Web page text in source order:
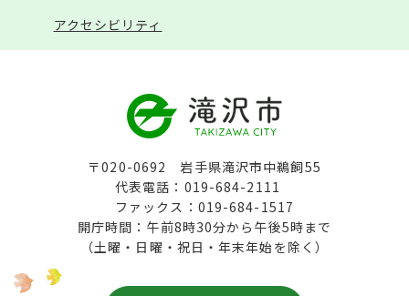
アクセシビリティ
〒020-0692 岩手県滝沢市中鵜飼55
代表電話：019-684-2111
ファックス：019-684-1517
開庁時間：午前8時30分から午後5時まで
（土曜・日曜・祝日・年末年始を除く）